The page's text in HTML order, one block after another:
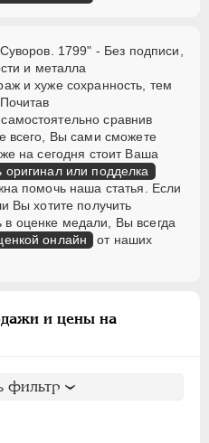
1799" - Без подписи,
и металла
и хуже сохранность, тем
сравнив
всего, Вы сами сможете
на сегодня стоит Ваша
оригинал или подделка
помочь наша статья. Если
Вы хотите получить
оценке медали, Вы всегда
онлайн
от наших
и цены на
фильтр